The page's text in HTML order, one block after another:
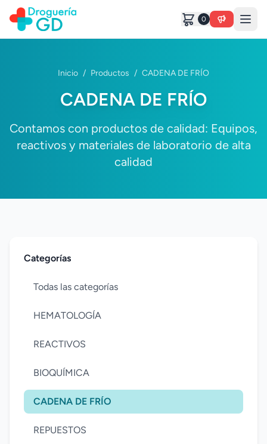
0
Inicio / Productos / CADENA DE FRÍO
CADENA DE FRÍO
Contamos con productos de calidad: Equipos,
reactivos y materiales de laboratorio de alta
calidad
Categorías
Todas las categorías
HEMATOLOGÍA
REACTIVOS
BIOQUÍMICA
CADENA DE FRÍO
REPUESTOS